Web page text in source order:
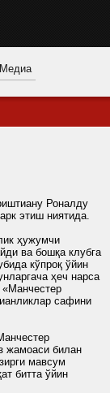
Медиа
Роналду
этиш ниятида.
ҳужумчи
ва бошқа клубга
кўпроқ ўйин
ҳеч нарса
«Манчестер
сафини
жамоаси билан
мавсум
битта ўйин